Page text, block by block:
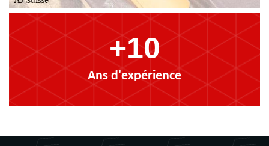
+10
Ans d'expérience